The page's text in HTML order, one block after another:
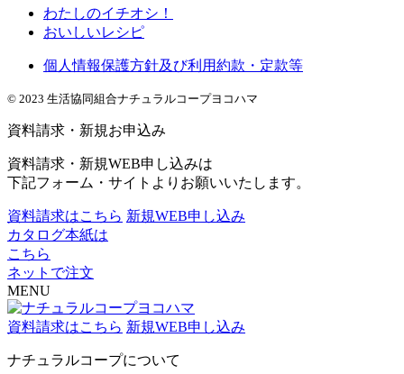
わたしのイチオシ！
おいしいレシピ
個人情報保護方針及び利用約款・定款等
© 2023 生活協同組合ナチュラルコープヨコハマ
資料請求・新規お申込み
資料請求・新規WEB申し込みは
下記フォーム・サイトよりお願いいたします。
資料請求はこちら 新規WEB申し込み
カタログ本紙は
こちら
ネットで注文
MENU
資料請求はこちら 新規WEB申し込み
ナチュラルコープについて